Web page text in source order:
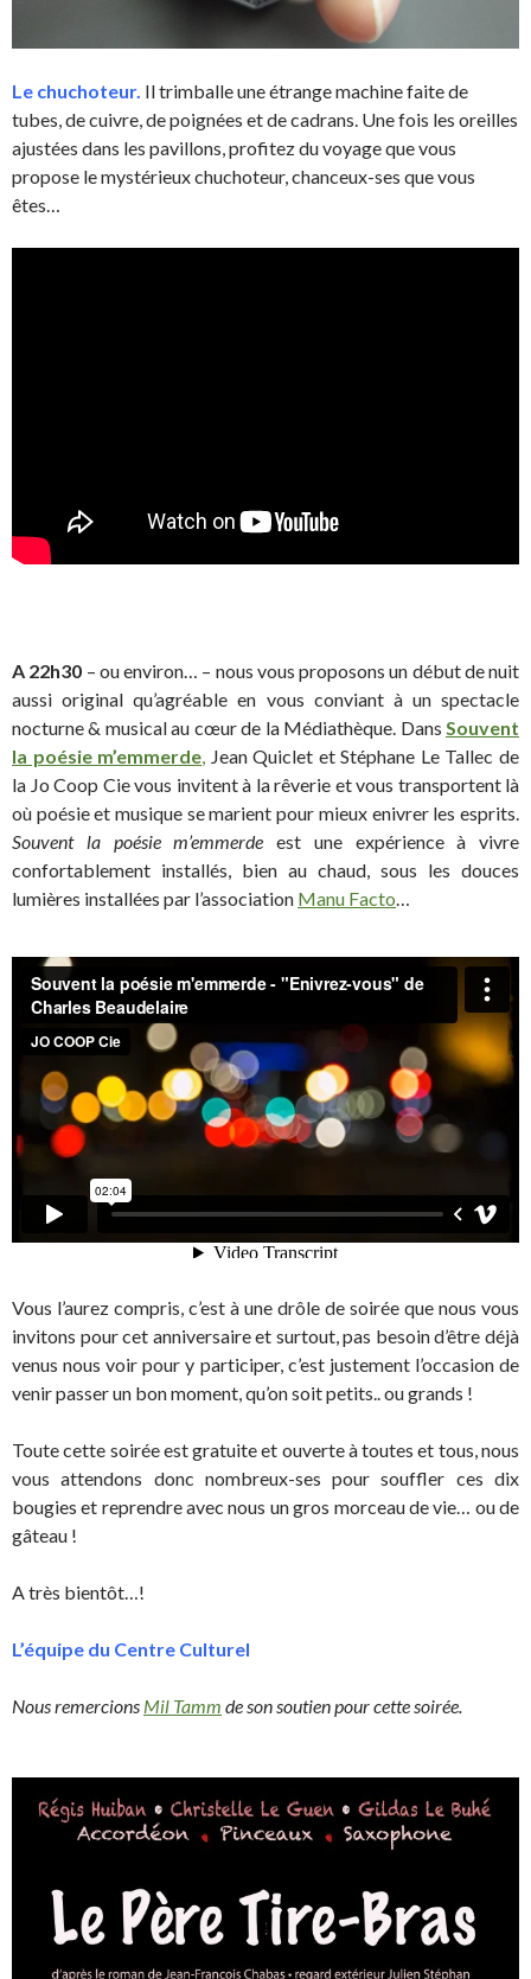
Le chuchoteur. Il trimballe une étrange machine faite de
tubes, de cuivre, de poignées et de cadrans. Une fois les oreilles
ajustées dans les pavillons, profitez du voyage que vous
propose le mystérieux chuchoteur, chanceux-ses que vous
êtes…
A 22h30 – ou environ… – nous vous proposons un début de nuit
aussi original qu’agréable en vous conviant à un spectacle
nocturne & musical au cœur de la Médiathèque. Dans Souvent
la poésie m’emmerde, Jean Quiclet et Stéphane Le Tallec de
la Jo Coop Cie vous invitent à la rêverie et vous transportent là
où poésie et musique se marient pour mieux enivrer les esprits.
Souvent la poésie m’emmerde est une expérience à vivre
confortablement installés, bien au chaud, sous les douces
lumières installées par l’association Manu Facto…
Vous l’aurez compris, c’est à une drôle de soirée que nous vous
invitons pour cet anniversaire et surtout, pas besoin d’être déjà
venus nous voir pour y participer, c’est justement l’occasion de
venir passer un bon moment, qu’on soit petits.. ou grands !
Toute cette soirée est gratuite et ouverte à toutes et tous, nous
vous attendons donc nombreux-ses pour souffler ces dix
bougies et reprendre avec nous un gros morceau de vie… ou de
gâteau !
A très bientôt…!
L’équipe du Centre Culturel
Nous remercions Mil Tamm de son soutien pour cette soirée.